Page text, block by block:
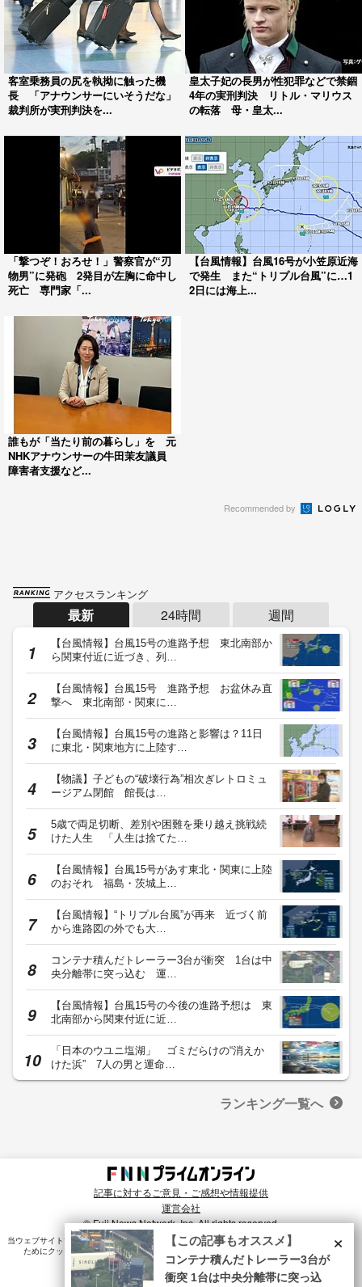
客室乗務員の尻を執拗に触った機
長 「アナウンサーにいそうだな」
裁判所が実刑判決を...
皇太子妃の長男が性犯罪などで禁錮
4年の実刑判決 リトル・マリウス
の転落 母・皇太...
「撃つぞ！おろせ！」警察官が“刃
物男”に発砲 2発目が左胸に命中し
死亡 専門家「...
【台風情報】台風16号が小笠原近海
で発生 また“トリプル台風”に…1
2日には海上...
誰もが「当たり前の暮らし」を 元
NHKアナウンサーの牛田茉友議員
障害者支援など...
Recommended by
アクセスランキング
最新 24時間 週間
【台風情報】台風15号の進路予想 東北南部か
ら関東付近に近づき、列…
【台風情報】台風15号 進路予想 お盆休み直
撃へ 東北南部・関東に…
【台風情報】台風15号の進路と影響は？11日
に東北・関東地方に上陸す…
【物議】子どもの“破壊行為”相次ぎレトロミュ
ージアム閉館 館長は…
5歳で両足切断、差別や困難を乗り越え挑戦続
けた人生 「人生は捨てた…
【台風情報】台風15号があす東北・関東に上陸
のおそれ 福島・茨城上…
【台風情報】“トリプル台風”が再来 近づく前
から進路図の外でも大…
コンテナ積んだトレーラー3台が衝突 1台は中
央分離帯に突っ込む 運…
【台風情報】台風15号の今後の進路予想は 東
北南部から関東付近に近…
「日本のウユニ塩湖」 ゴミだらけの“消えか
けた浜” 7人の男と運命…
ランキング一覧へ
記事に対するご意見・ご感想や情報提供
運営会社
© Fuji News Network, Inc. All rights reserved.
当ウェブサイトでは、ユーザのニーズ・興味・関⼼に合致したコンテンツや広告配信を提供する
ためにクッキーを使⽤しています。詳細は、プライバシーポリシー をご確認ください。×
【この記事もオススメ】
コンテナ積んだトレーラー3台が
衝突 1台は中央分離帯に突っ込